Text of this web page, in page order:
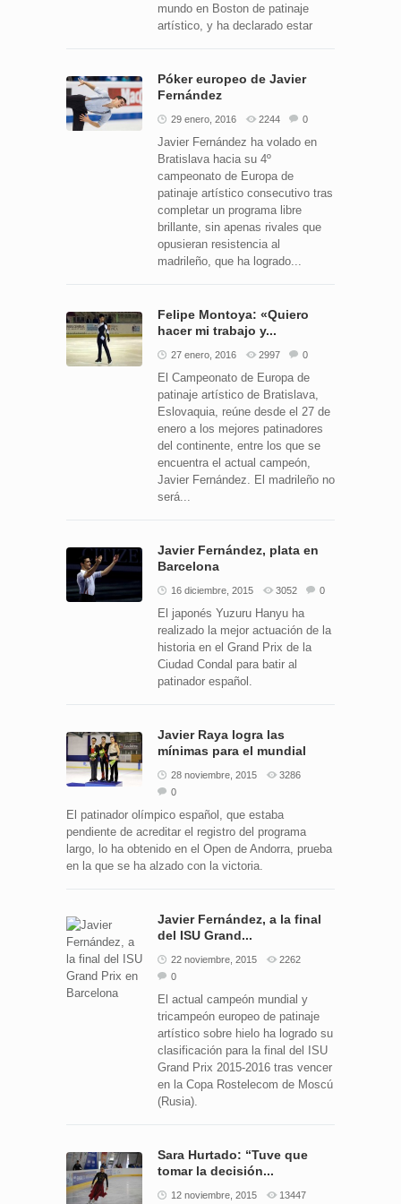
mundo en Boston de patinaje
artístico, y ha declarado estar
Póker europeo de Javier
Fernández
29 enero, 2016 2244 0
Javier Fernández ha volado en
Bratislava hacia su 4º
campeonato de Europa de
patinaje artístico consecutivo tras
completar un programa libre
brillante, sin apenas rivales que
opusieran resistencia al
madrileño, que ha logrado...
Felipe Montoya: «Quiero
hacer mi trabajo y...
27 enero, 2016 2997 0
El Campeonato de Europa de
patinaje artístico de Bratislava,
Eslovaquia, reúne desde el 27 de
enero a los mejores patinadores
del continente, entre los que se
encuentra el actual campeón,
Javier Fernández. El madrileño no
será...
Javier Fernández, plata en
Barcelona
16 diciembre, 2015 3052 0
El japonés Yuzuru Hanyu ha
realizado la mejor actuación de la
historia en el Grand Prix de la
Ciudad Condal para batir al
patinador español.
Javier Raya logra las
mínimas para el mundial
28 noviembre, 2015
3286
0
El patinador olímpico español, que estaba
pendiente de acreditar el registro del programa
largo, lo ha obtenido en el Open de Andorra, prueba
en la que se ha alzado con la victoria.
Javier Fernández, a la final
del ISU Grand...
22 noviembre, 2015
2262
0
El actual campeón mundial y
tricampeón europeo de patinaje
artístico sobre hielo ha logrado su
clasificación para la final del ISU
Grand Prix 2015-2016 tras vencer
en la Copa Rostelecom de Moscú
(Rusia).
Sara Hurtado: “Tuve que
tomar la decisión...
12 noviembre, 2015 13447